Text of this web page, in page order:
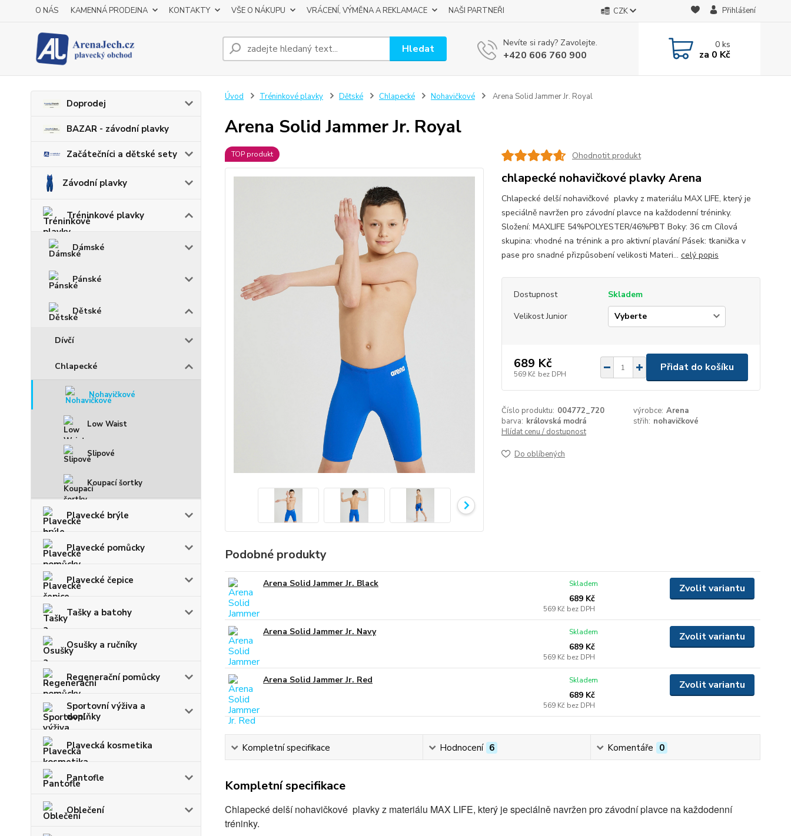
O NÁS KAMENNÁ PRODEJNA KONTAKTY VŠE O NÁKUPU VRÁCENÍ, VÝMĚNA A REKLAMACE NAŠI PARTNEŘI CZK Přihlášení
Hledat Nevíte si rady? Zavolejte.
+420 606 760 900
0ks
za 0 Kč
Doprodej
BAZAR - závodní plavky
Začátečníci a dětské sety
Závodní plavky
Tréninkové plavky
Dámské
Pánské
Dětské
Dívčí
Chlapecké
Nohavičkové
Low Waist
Slipové
Koupací šortky
Plavecké brýle
Plavecké pomůcky
Plavecké čepice
Tašky a batohy
Osušky a ručníky
Regenerační pomůcky
Sportovní výživa a
doplňky
Plavecká kosmetika
Pantofle
Oblečení
Úvod Tréninkové plavky Dětské Chlapecké Nohavičkové Arena Solid Jammer Jr. Royal
Arena Solid Jammer Jr. Royal
TOP produkt Ohodnotit produkt
chlapecké nohavičkové plavky Arena
Chlapecké delší nohavičkové plavky z materiálu MAX LIFE, který je
speciálně navržen pro závodní plavce na každodenní tréninky.
Složení: MAXLIFE 54%POLYESTER/46%PBT Boky: 36 cm Cílová
skupina: vhodné na trénink a pro aktivní plavání Pásek: tkanička v
pase pro snadné přizpůsobení velikosti Materi... celý popis
Dostupnost
Skladem
Velikost Junior
689 Kč
569 Kč bez DPH
Přidat do košíku
Číslo produktu: 004772_720 výrobce: Arena
barva: královská modrá střih: nohavičkové
Hlídat cenu / dostupnost
Do oblíbených
Podobné produkty
Arena Solid Jammer Jr. Black
689 Kč
569 Kč bez DPH
Skladem Zvolit variantu
Arena Solid Jammer Jr. Navy
689 Kč
569 Kč bez DPH
Skladem Zvolit variantu
Arena Solid Jammer Jr. Red
689 Kč
569 Kč bez DPH
Skladem Zvolit variantu
Kompletní specifikace Hodnocení 6 Komentáře 0
Kompletní specifikace
Chlapecké delší nohavičkové plavky z materiálu MAX LIFE, který je speciálně navržen pro závodní plavce na každodenní
tréninky.